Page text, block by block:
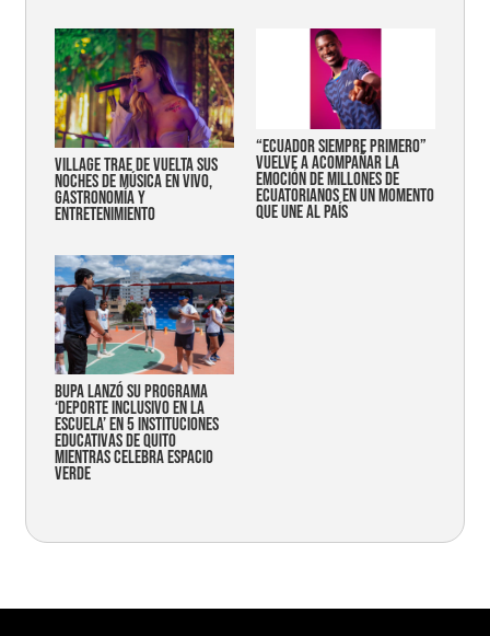
Village trae de vuelta sus
noches de música en vivo,
gastronomía y
entretenimiento
“Ecuador siempre primero”
vuelve a acompañar la
emoción de millones de
ecuatorianos en un momento
que une al país
Bupa lanzó su programa
‘Deporte Inclusivo en la
Escuela’ en 5 instituciones
educativas de Quito
mientras celebra espacio
verde